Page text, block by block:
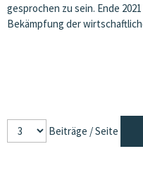
gesprochen zu sein. Ende
Bekämpfung der
Beiträge / Seite